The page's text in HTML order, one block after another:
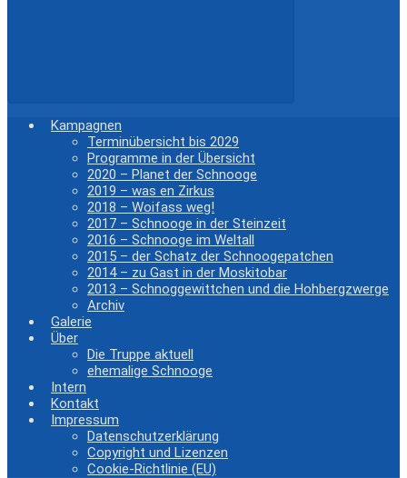
Kampagnen
Terminübersicht bis 2029
Programme in der Übersicht
2020 – Planet der Schnooge
2019 – was en Zirkus
2018 – Woifass weg!
2017 – Schnooge in der Steinzeit
2016 – Schnooge im Weltall
2015 – der Schatz der Schnoogepatchen
2014 – zu Gast in der Moskitobar
2013 – Schnoggewittchen und die Hohbergzwerge
Archiv
Galerie
Über
Die Truppe aktuell
ehemalige Schnooge
Intern
Kontakt
Impressum
Datenschutzerklärung
Copyright und Lizenzen
Cookie-Richtlinie (EU)